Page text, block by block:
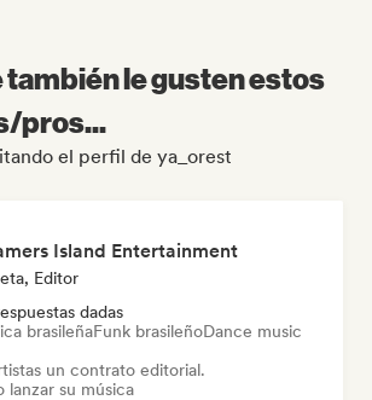
también le gusten estos
pros...
el perfil de ya_orest
Island Entertainment
Editor
dadas
brasileñaFunk brasileñoDance music
un contrato editorial.
lanzar su música